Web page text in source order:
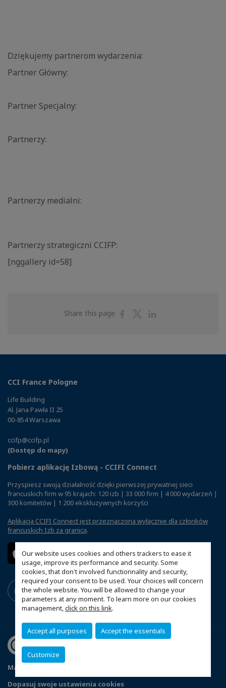
Our website uses cookies and others trackers to ease it
usage, improve its performance and security. Some
cookies, that don't involved functionnality and security,
required your consent to be used. Your choices will concern
the whole website. You will be allowed to change your
parameters at any moment. To learn more on our cookies
management,click on this link.
Accept all purposes Accept the essentials
Customize
Dziękujemy partnerom wydarzenia:
Partner Główny:
Partner Specjalny:
Partnerzy:
Partnerzy medialni:
Partnerzy strategiczni CCIFP:
[nggallery id=58]
Share this page
ShareShare
CCI France Pologne
Life Building
Al. Jana Pawła II 25
00-854 Warszawa
ccifp@ccifp.pl
(Dostęp do mapy)
Pobierz aplikację Izbową - CCIFI Connect
Przyspiesz swoją działalność dzięki pierwszej prywatnej sieci
francuskich firm w 95 krajach: 120 izb | 33 000 firm | 4 000 wydarzeń |
300 komitetów | 1 200 ekskluzywnych korzyści
Aplikacja CCIFI Connect jest przeznaczona wyłącznie dla członków
francuskich Izb za granicą.
Mapa witryny
Dopasuj swoje ustawienia cookies